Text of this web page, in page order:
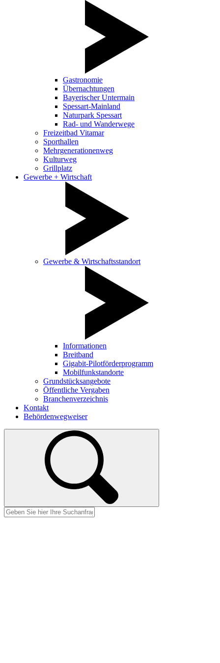
Gastronomie
Übernachtungen
Bayerischer Untermain
Spessart-Mainland
Naturpark Spessart
Rad- und Wanderwege
Freizeitbad Vitamar
Sporthallen
Mehrgenerationenweg
Kulturweg
Grillplatz
Gewerbe + Wirtschaft
Gewerbe & Wirtschaftsstandort
Informationen
Breitband
Gigabit-Pilotförderprogramm
Mobilfunkstandorte
Grundstücksangebote
Öffentliche Vergaben
Branchenverzeichnis
Kontakt
Behördenwegweiser